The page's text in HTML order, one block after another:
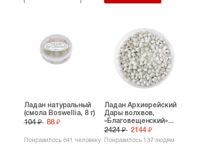
Ладан натуральный
(смола Boswellia, 8 г)
104 ₽ 88 ₽
Понравилось 641 человеку
Ладан Архиерейский
Дары волхвов,
«Благовещенский»...
2424 ₽ 2144 ₽
Понравилось 137 людям